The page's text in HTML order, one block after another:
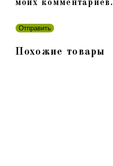
моих комментариев.
Похожие товары